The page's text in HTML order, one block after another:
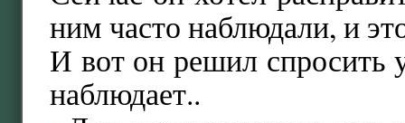
ним часто наблюдали, и
И вот он решил спросить
наблюдает..